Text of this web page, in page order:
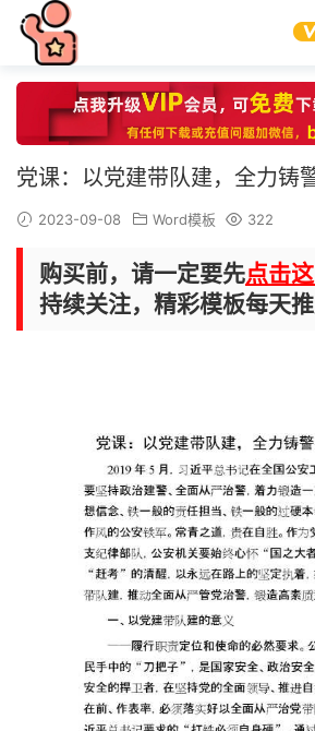
党课：以党建带队建，全力铸
2023-09-08 Word模板 322
购买前，请一定要先点击
持续关注，精彩模板每天